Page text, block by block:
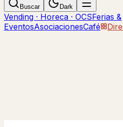
Buscar Dark
Vending · Horeca · OCSFerias &
EventosAsociacionesCafé